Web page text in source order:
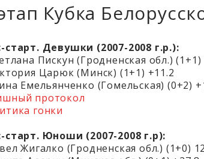
Кубка
старт. Девушки (2007-2008 г.р.):
Пискун (Гродненская обл.) (1+1)
Царюк (Минск) (1+1) +11.2
Емельянченко (Гомельская) (0+2)
протокол
гонки
старт. Юноши (2007-2008 г.р):
Жигалко (Гродненская обл.) (1+0)